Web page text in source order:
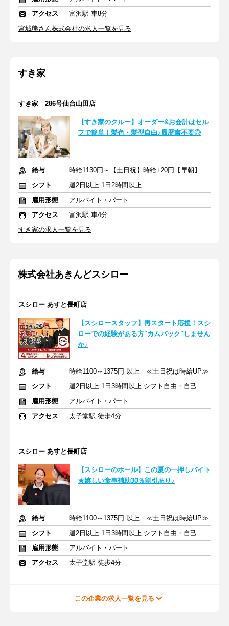
アクセス
富沢駅 車8分
宮城熊さん株式会社の求人一覧を見る
すき家
すき家 286号仙台山田店
【すき家のクルー】オーダー&お会計はセル
フで簡単｜髪色・髪型自由♪履歴書不要◎
給与
時給1130円～【土日祝】時給+20円【早朝】時給+150円
シフト
週2日以上 1日2時間以上
雇用形態
アルバイト・パート
アクセス
富沢駅 車4分
すき家の求人一覧を見る
株式会社あきんどスシロー
スシロー あすと長町店
【スシロースタッフ】再スタート応援！スシ
ローでの経験がある方"カムバック"しません
か♪
給与
時給1100～1375円 以上 ≪土日祝は時給UP≫
シフト
週2日以上 1日3時間以上 シフト自由・自己申告
雇用形態
アルバイト・パート
アクセス
太子堂駅 徒歩4分
スシロー あすと長町店
【スシローのホール】この夏の一押しバイト
★嬉しい食事補助30％割引あり♪
給与
時給1100～1375円 以上 ≪土日祝は時給UP≫
シフト
週2日以上 1日3時間以上 シフト自由・自己申告
雇用形態
アルバイト・パート
アクセス
太子堂駅 徒歩4分
この企業の求人一覧を見る